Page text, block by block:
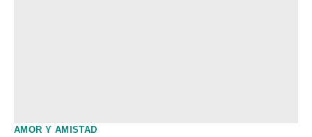
AMOR Y AMISTAD